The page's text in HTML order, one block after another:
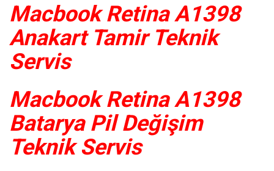
Macbook Retina A1398
Anakart Tamir Teknik
Servis
Macbook Retina A1398
Batarya Pil Değişim
Teknik Servis